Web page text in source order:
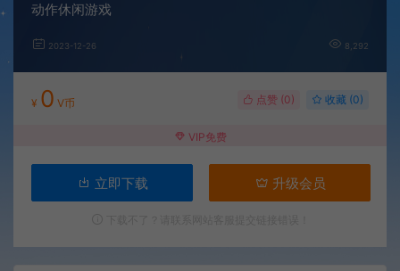
动作休闲游戏
2023-12-26 8,292
¥ 0 V币 点赞 (0) 收藏 (0)
VIP免费
立即下载 升级会员